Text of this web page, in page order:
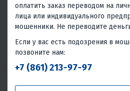
1 400 ₽
В 1 КЛИК
2
оплатить заказ переводом на
лица или индивидуального
мошенники. Не переводите
Если у вас есть подозрения в
позвоните нам:
+7 (861) 213-97-97